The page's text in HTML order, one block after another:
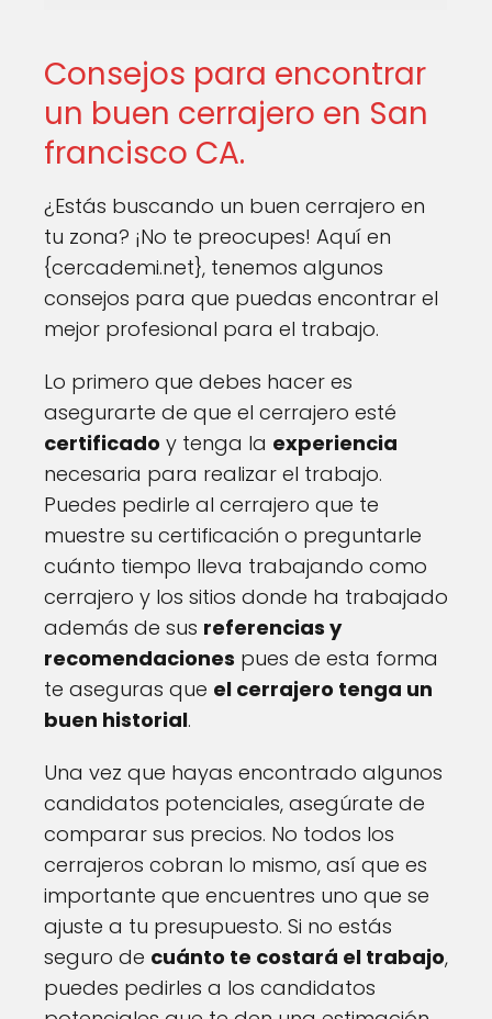
Consejos para encontrar
un buen cerrajero en San
francisco CA.
¿Estás buscando un buen cerrajero en
tu zona? ¡No te preocupes! Aquí en
{cercademi.net}, tenemos algunos
consejos para que puedas encontrar el
mejor profesional para el trabajo.
Lo primero que debes hacer es
asegurarte de que el cerrajero esté
certificado y tenga la experiencia
necesaria para realizar el trabajo.
Puedes pedirle al cerrajero que te
muestre su certificación o preguntarle
cuánto tiempo lleva trabajando como
cerrajero y los sitios donde ha trabajado
además de sus referencias y
recomendaciones pues de esta forma
te aseguras que el cerrajero tenga un
buen historial.
Una vez que hayas encontrado algunos
candidatos potenciales, asegúrate de
comparar sus precios. No todos los
cerrajeros cobran lo mismo, así que es
importante que encuentres uno que se
ajuste a tu presupuesto. Si no estás
seguro de cuánto te costará el trabajo,
puedes pedirles a los candidatos